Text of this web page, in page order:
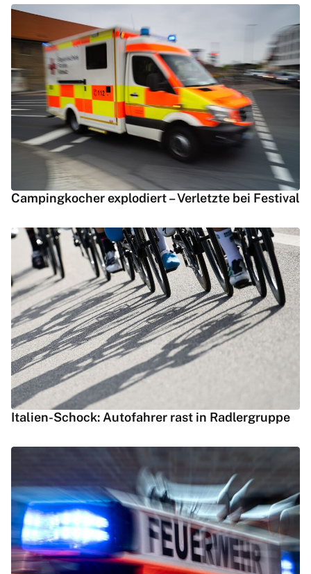
Campingkocher explodiert – Verletzte bei Festival
Italien-Schock: Autofahrer rast in Radlergruppe